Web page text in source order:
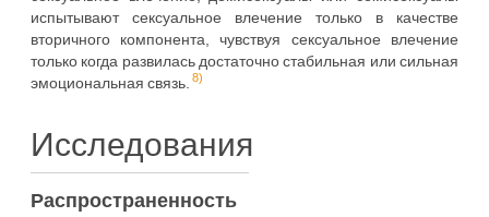
испытывают сексуальное влечение только в качестве
вторичного компонента, чувствуя сексуальное влечение
только когда развилась достаточно стабильная или сильная
эмоциональная связь.8)
Исследования
Распространенность